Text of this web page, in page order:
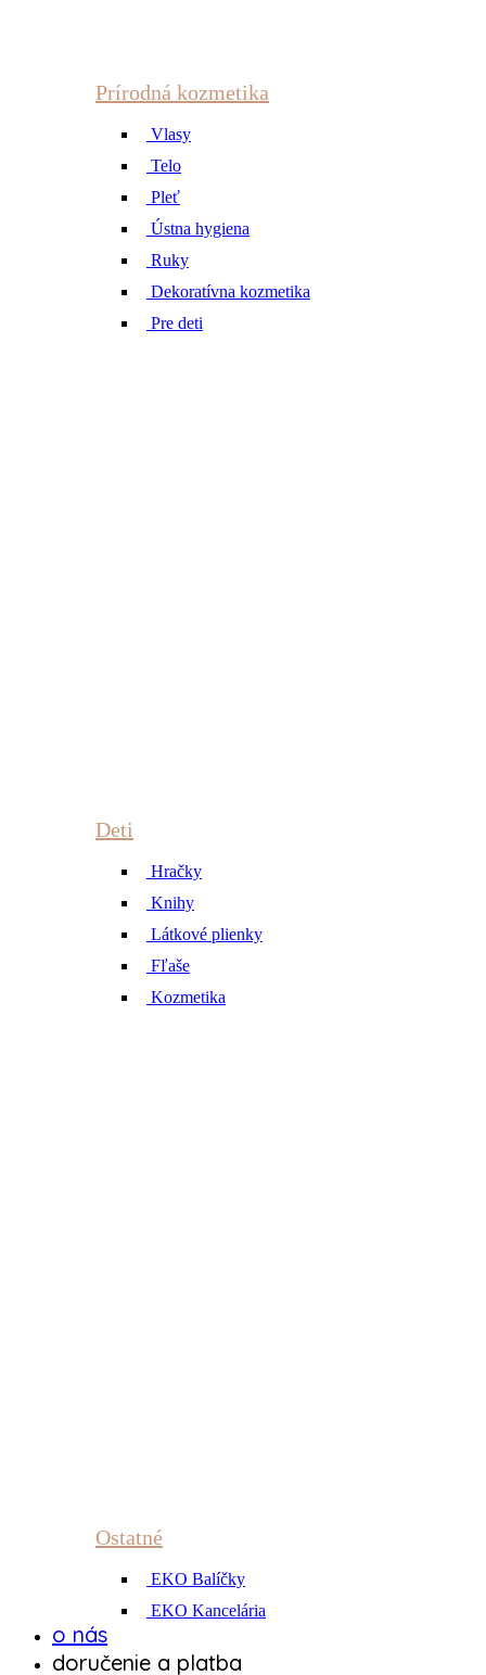
Prírodná kozmetika
Vlasy
Telo
Pleť
Ústna hygiena
Ruky
Dekoratívna kozmetika
Pre deti
Deti
Hračky
Knihy
Látkové plienky
Fľaše
Kozmetika
Ostatné
EKO Balíčky
EKO Kancelária
o nás
doručenie a platba